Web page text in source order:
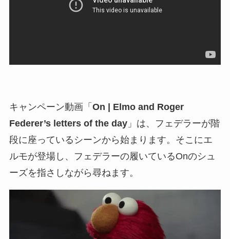
キャンペーン動画「 On | Elmo and Roger
Federer’s letters of the day」は、フェデラーが階
段に座っているシーンから始まります。そこにエ
ルモが登場し、フェデラーの履いているOnのシュ
ーズを指さしながら尋ねます。